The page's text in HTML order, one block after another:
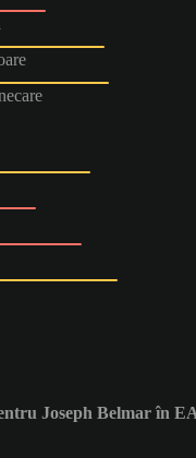
Joseph Belmar în